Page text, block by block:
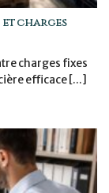
charges
charges fixes
efficace [...]